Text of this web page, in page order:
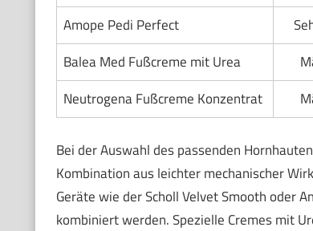
Amope Pedi Perfect
Balea Med Fußcreme mit Urea
Neutrogena Fußcreme Konzentrat
Bei der Auswahl des passenden
Kombination aus leichter mechanischer
Geräte wie der Scholl Velvet Smooth oder
kombiniert werden. Spezielle Cremes mit